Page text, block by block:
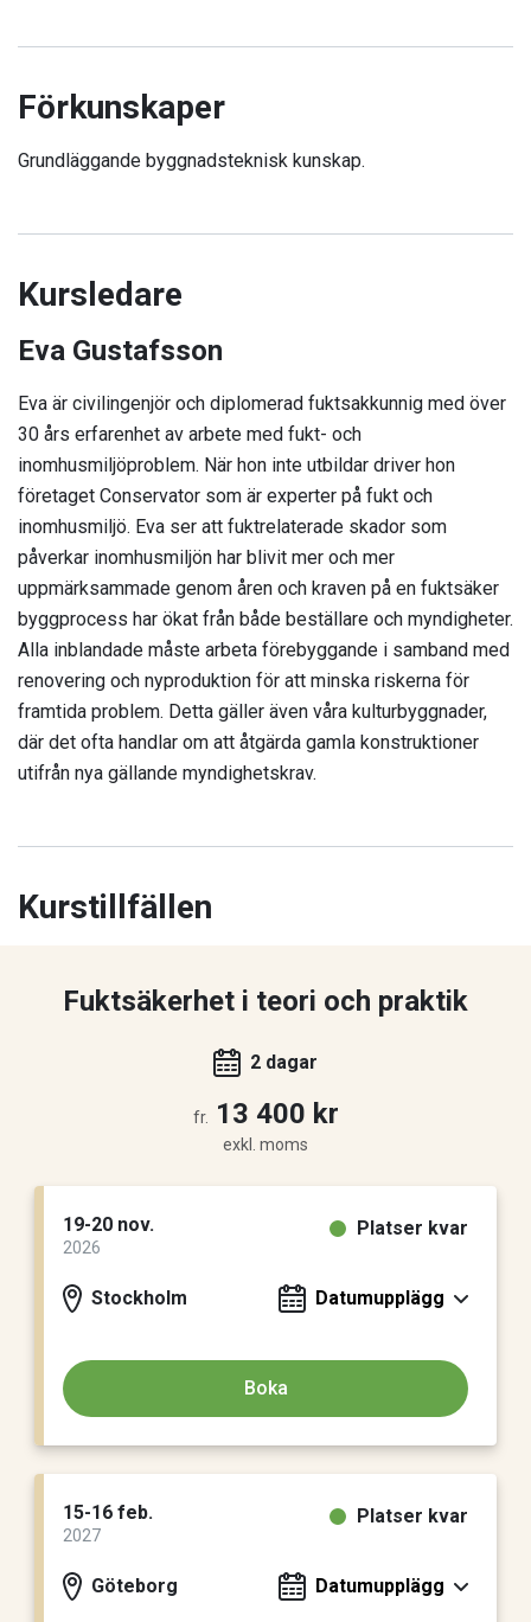
Förkunskaper
Grundläggande byggnadsteknisk kunskap.
Kursledare
Eva Gustafsson
Eva är civilingenjör och diplomerad fuktsakkunnig med över
30 års erfarenhet av arbete med fukt- och
inomhusmiljöproblem. När hon inte utbildar driver hon
företaget Conservator som är experter på fukt och
inomhusmiljö. Eva ser att fuktrelaterade skador som
påverkar inomhusmiljön har blivit mer och mer
uppmärksammade genom åren och kraven på en fuktsäker
byggprocess har ökat från både beställare och myndigheter.
Alla inblandade måste arbeta förebyggande i samband med
renovering och nyproduktion för att minska riskerna för
framtida problem. Detta gäller även våra kulturbyggnader,
där det ofta handlar om att åtgärda gamla konstruktioner
utifrån nya gällande myndighetskrav.
Kurstillfällen
Fuktsäkerhet i teori och praktik
2 dagar
fr. 13 400 kr
exkl. moms
19-20 nov.
2026
Stockholm
Platser kvar
Datumupplägg
Boka
15-16 feb.
2027
Göteborg
Platser kvar
Datumupplägg